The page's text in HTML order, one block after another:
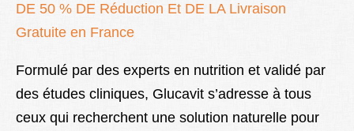
DE 50 % DE Réduction Et DE LA Livraison
Gratuite en France
Formulé par des experts en nutrition et validé par
des études cliniques, Glucavit s’adresse à tous
ceux qui recherchent une solution naturelle pour